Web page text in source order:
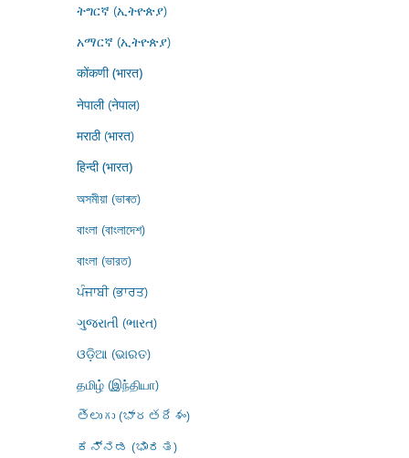
ትግርኛ (ኢትዮጵያ)
አማርኛ (ኢትዮጵያ)
कोंकणी (भारत)
नेपाली (नेपाल)
मराठी (भारत)
हिन्दी (भारत)
অসমীয়া (ভাৰত)
বাংলা (বাংলাদেশ)
বাংলা (ভারত)
ਪੰਜਾਬੀ (ਭਾਰਤ)
ગુજરાતી (ભારત)
ଓଡ଼ିଆ (ଭାରତ)
தமிழ் (இந்தியா)
తెలుగు (భారతదేశం)
ಕನ್ನಡ (ಭಾರತ)